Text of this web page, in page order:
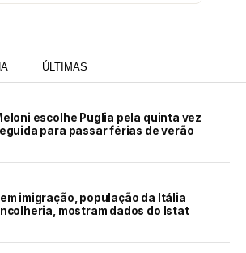
ÚLTIMAS
escolhe Puglia pela quinta vez
para passar férias de verão
imigração, população da Itália
mostram dados do Istat